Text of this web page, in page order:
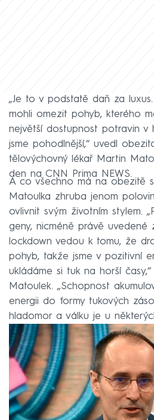
„Je to v podstatě daň za
mohli omezit pohyb, kterého
největší dostupnost potravin v
jsme pohodlnější,“ uvedl
tělovýchovný lékař Martin
den na CNN Prima NEWS.
A co všechno má na obezitě
Matoulka zhruba jenom
ovlivnit svým životním stylem.
geny, nicméně právě uvedené
lockdown vedou k tomu, že
pohyb, takže jsme v pozitivní
ukládáme si tuk na horší časy,“
Matoulek. „Schopnost
energii do formy tukových
hladomor a válku je u